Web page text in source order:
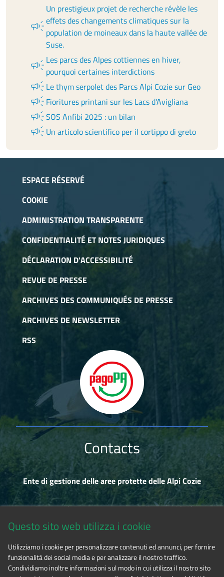
campaign
Un prestigieux projet de recherche révèle les
effets des changements climatiques sur la
population de moineaux dans la haute vallée de
Suse.
campaign Les parcs des Alpes cottiennes en hiver,
pourquoi certaines interdictions
campaign Le thym serpolet des Parcs Alpi Cozie sur Geo
campaign Fioritures printani sur les Lacs d'Avigliana
campaignSOS Anfibi 2025 : un bilan
campaign Un articolo scientifico per il cortippo di greto
ESPACE RÉSERVÉ
COOKIE
ADMINISTRATION TRANSPARENTE
CONFIDENTIALITÉ ET NOTES JURIDIQUES
DÉCLARATION D'ACCESSIBILITÉ
REVUE DE PRESSE
ARCHIVES DES COMMUNIQUÉS DE PRESSE
ARCHIVES DE NEWSLETTER
RSS
Contacts
Ente di gestione delle aree protette delle Alpi Cozie
Via Fransuà Fontan, 1 - 10050 Salbertrand (TO)
Tel. 0122.854720
Questo sito web utilizza i cookie
Utilizziamo i cookie per personalizzare contenuti ed annunci, per fornire
funzionalità dei social media e per analizzare il nostro traffico.
Condividiamo inoltre informazioni sul modo in cui utilizza il nostro sito